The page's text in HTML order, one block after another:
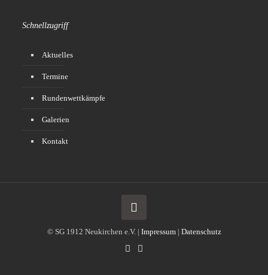
Schnellzugriff
Aktuelles
Termine
Rundenwettkämpfe
Galerien
Kontakt
© SG 1912 Neukirchen e.V. | Impressum| Datenschutz